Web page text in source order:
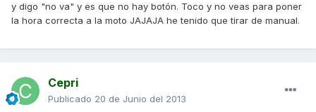
y digo "no va" y es que no hay botón. Toco y no veas para poner
la hora correcta a la moto JAJAJA he tenido que tirar de manual.
Cepri
Publicado 20 de Junio del 2013